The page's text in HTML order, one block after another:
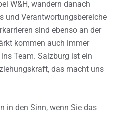
W&H, wandern danach
und Verantwortungsbereiche
sind ebenso an der
kommen auch immer
Team. Salzburg ist ein
das macht uns
in den Sinn, wenn Sie das